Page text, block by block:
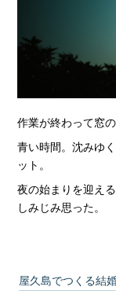
作業が終わって窓
青い時間。沈みゆ
ット。
夜の始まりを迎え
しみじみ思った。
屋久島でつくる結